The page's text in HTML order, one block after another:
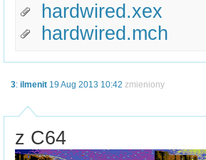
hardwired.xex
hardwired.mch
3: ilmenit 19 Aug 2013 10:42 zmieniony
z C64